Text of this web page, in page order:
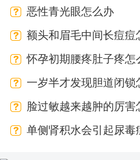
恶性青光眼怎么办
额头和眉毛中间长痘痘
怀孕初期腰疼肚子疼怎
一岁半才发现胆道闭锁
脸过敏越来越肿的厉害
单侧肾积水会引起尿毒